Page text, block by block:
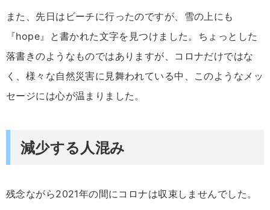
また、先日はビーチに行ったのですが、雪の上にも
『hope』と書かれた文字を見つけました。ちょっとした
落書きのようなものではありますが、コロナだけではな
く、様々な自然災害に見舞われている中、このようなメッ
セージには心が温まりました。
減少する人混み
残念ながら2021年の間にコロナは収束しませんでした。